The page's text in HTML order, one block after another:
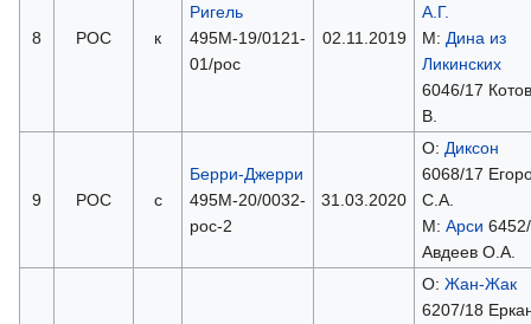
8 РОС к
Ригель
495М-19/0121-
01/рос
02.11.2019
А.Г.
М: Дина из
Ликинских
6046/17
В.
9 РОС с
Берри-Джерри
495М-20/0032-
рос-2
31.03.2020
О: Диксон
6068/17
С.А.
М: Арси
Авдеев О.А.
О: Жан-Жак
6207/18